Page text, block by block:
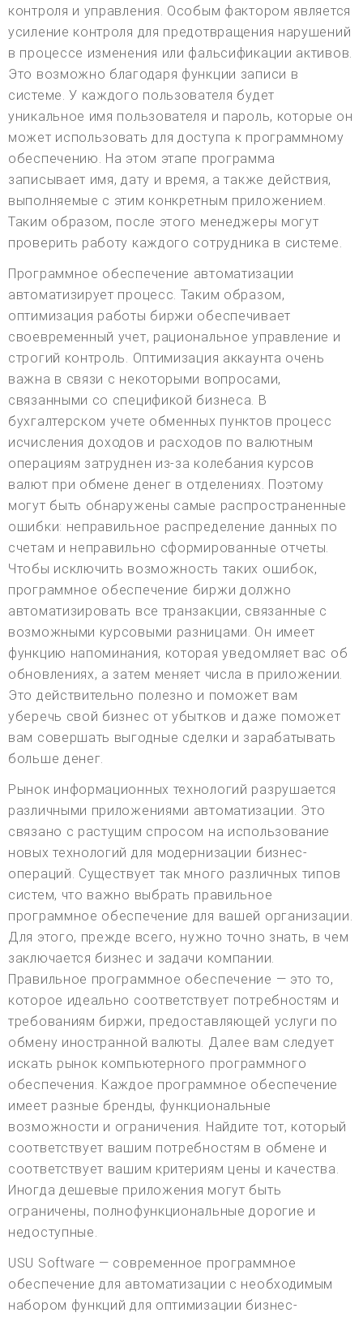
контроля и управления. Особым фактором является
усиление контроля для предотвращения нарушений
в процессе изменения или фальсификации активов.
Это возможно благодаря функции записи в
системе. У каждого пользователя будет
уникальное имя пользователя и пароль, которые он
может использовать для доступа к программному
обеспечению. На этом этапе программа
записывает имя, дату и время, а также действия,
выполняемые с этим конкретным приложением.
Таким образом, после этого менеджеры могут
проверить работу каждого сотрудника в системе.
Программное обеспечение автоматизации
автоматизирует процесс. Таким образом,
оптимизация работы биржи обеспечивает
своевременный учет, рациональное управление и
строгий контроль. Оптимизация аккаунта очень
важна в связи с некоторыми вопросами,
связанными со спецификой бизнеса. В
бухгалтерском учете обменных пунктов процесс
исчисления доходов и расходов по валютным
операциям затруднен из-за колебания курсов
валют при обмене денег в отделениях. Поэтому
могут быть обнаружены самые распространенные
ошибки: неправильное распределение данных по
счетам и неправильно сформированные отчеты.
Чтобы исключить возможность таких ошибок,
программное обеспечение биржи должно
автоматизировать все транзакции, связанные с
возможными курсовыми разницами. Он имеет
функцию напоминания, которая уведомляет вас об
обновлениях, а затем меняет числа в приложении.
Это действительно полезно и поможет вам
уберечь свой бизнес от убытков и даже поможет
вам совершать выгодные сделки и зарабатывать
больше денег.
Рынок информационных технологий разрушается
различными приложениями автоматизации. Это
связано с растущим спросом на использование
новых технологий для модернизации бизнес-
операций. Существует так много различных типов
систем, что важно выбрать правильное
программное обеспечение для вашей организации.
Для этого, прежде всего, нужно точно знать, в чем
заключается бизнес и задачи компании.
Правильное программное обеспечение — это то,
которое идеально соответствует потребностям и
требованиям биржи, предоставляющей услуги по
обмену иностранной валюты. Далее вам следует
искать рынок компьютерного программного
обеспечения. Каждое программное обеспечение
имеет разные бренды, функциональные
возможности и ограничения. Найдите тот, который
соответствует вашим потребностям в обмене и
соответствует вашим критериям цены и качества.
Иногда дешевые приложения могут быть
ограничены, полнофункциональные дорогие и
недоступные.
USU Software — современное программное
обеспечение для автоматизации с необходимым
набором функций для оптимизации бизнес-